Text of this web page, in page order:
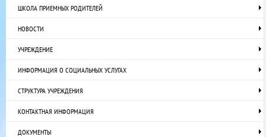
ШКОЛА ПРИЕМНЫХ РОДИТЕЛЕЙ
НОВОСТИ
УЧРЕЖДЕНИЕ
ИНФОРМАЦИЯ О СОЦИАЛЬНЫХ УСЛУГАХ
СТРУКТУРА УЧРЕЖДЕНИЯ
КОНТАКТНАЯ ИНФОРМАЦИЯ
ДОКУМЕНТЫ